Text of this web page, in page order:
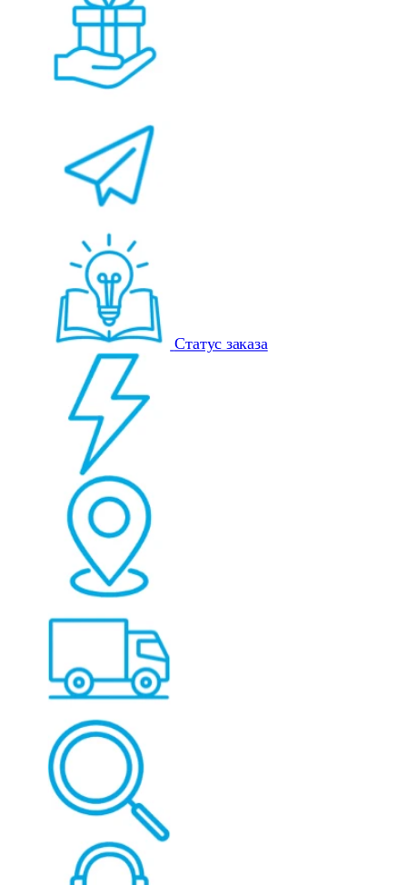
Статус заказа